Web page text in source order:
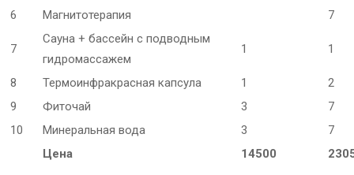
6
Магнитотерапия 7
7
Сауна + бассейн с подводным
гидромассажем
1 1
8 Термоинфракрасная капсула 1
2
9
Фиточай 3
7
10
Минеральная вода 3
7
Цена
14500